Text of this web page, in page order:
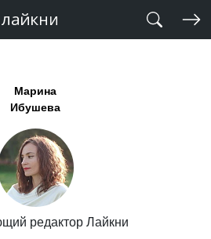
Марина
Ибушева
редактор Лайкни